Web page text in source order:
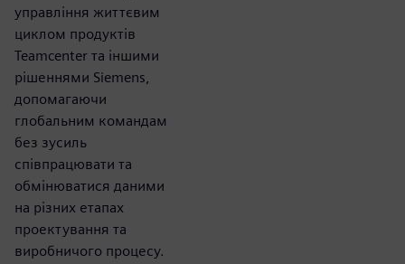
управління життєвим
циклом продуктів
Teamcenter та іншими
рішеннями Siemens,
допомагаючи
глобальним командам
без зусиль
співпрацювати та
обмінюватися даними
на різних етапах
проектування та
виробничого процесу.